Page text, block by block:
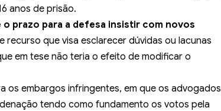
anos de prisão.
prazo para a defesa insistir com novos
recurso que visa esclarecer dúvidas ou lacunas
em tese não teria o efeito de modificar o
os embargos infringentes, em que os advogados
tendo como fundamento os votos pela